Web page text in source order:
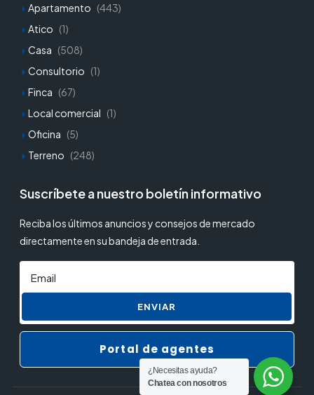
Apartamento (443)
Atico (1)
Casa (508)
Consultorio (1)
Finca (67)
Local comercial (1)
Oficina (5)
Terreno (248)
Suscríbete a nuestro boletín informativo
Reciba los últimos anuncios y consejos de mercado
directamente en su bandeja de entrada.
ENVIAR
Portal de agentes
¿Necesitas ayuda?
Chatea con nosotros